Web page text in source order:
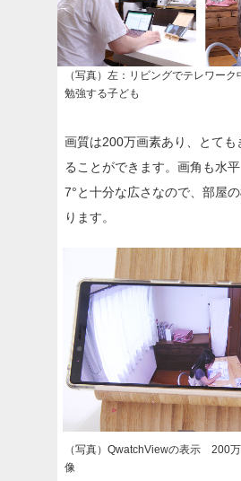
（写真）左：リビングでテレワー
勉強する子ども
画質は200万画素あり、とても
ることができます。画角も水
7°と十分な広さなので、部屋
ります。
（写真）QwatchViewの表示 200
像